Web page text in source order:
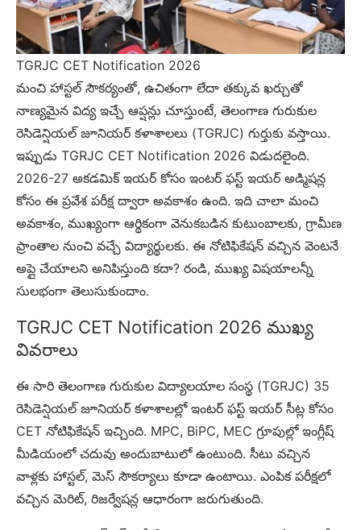
TGRJC CET Notification 2026
మంచి హాస్టల్ సౌకర్యంతో, ఉచితంగా లేదా తక్కువ ఖర్చుతో
నాణ్యమైన విద్య ఇచ్చే ఆప్షన్లు చూస్తుంటే, తెలంగాణ గురుకుల
రెసిడెన్షియల్ జూనియర్ కళాశాలలు (TGRJC) గుర్తుకు వస్తాయి.
ఇప్పుడు TGRJC CET Notification 2026 విడుదలైంది.
2026-27 అకడమిక్ ఇయర్ కోసం ఇంటర్ ఫస్ట్ ఇయర్ అడ్మిషన్ల
కోసం ఈ ప్రవేశ పరీక్ష ద్వారా అవకాశం ఉంది. ఇది చాలా మంచి
అవకాశం, ముఖ్యంగా ఆర్థికంగా వెనుకబడిన కుటుంబాలకు, గ్రామీణ
ప్రాంతాల నుంచి వచ్చే విద్యార్థులకు. ఈ నోటిఫికేషన్ వచ్చిన వెంటనే
అప్లై చేయాలని అనిపిస్తుంది కదా? రండి, ముఖ్య విషయాలన్నీ
సులభంగా తెలుసుకుందాం.
TGRJC CET Notification 2026 ముఖ్య
వివరాలు
ఈ సారి తెలంగాణ గురుకుల విద్యాలయాల సంస్థ (TGRJC) 35
రెసిడెన్షియల్ జూనియర్ కళాశాలల్లో ఇంటర్ ఫస్ట్ ఇయర్ సీట్ల కోసం
CET నోటిఫికేషన్ ఇచ్చింది. MPC, BiPC, MEC గ్రూపుల్లో ఇంగ్లీష్
మీడియంలో చదువు అందుబాటులో ఉంటుంది. సీటు వచ్చిన
వాళ్లకు హాస్టల్, మెస్ సౌకర్యాలు కూడా ఉంటాయి. ఎంపిక పరీక్షలో
వచ్చిన మెరిట్, రిజర్వేషన్ల ఆధారంగా జరుగుతుంది.